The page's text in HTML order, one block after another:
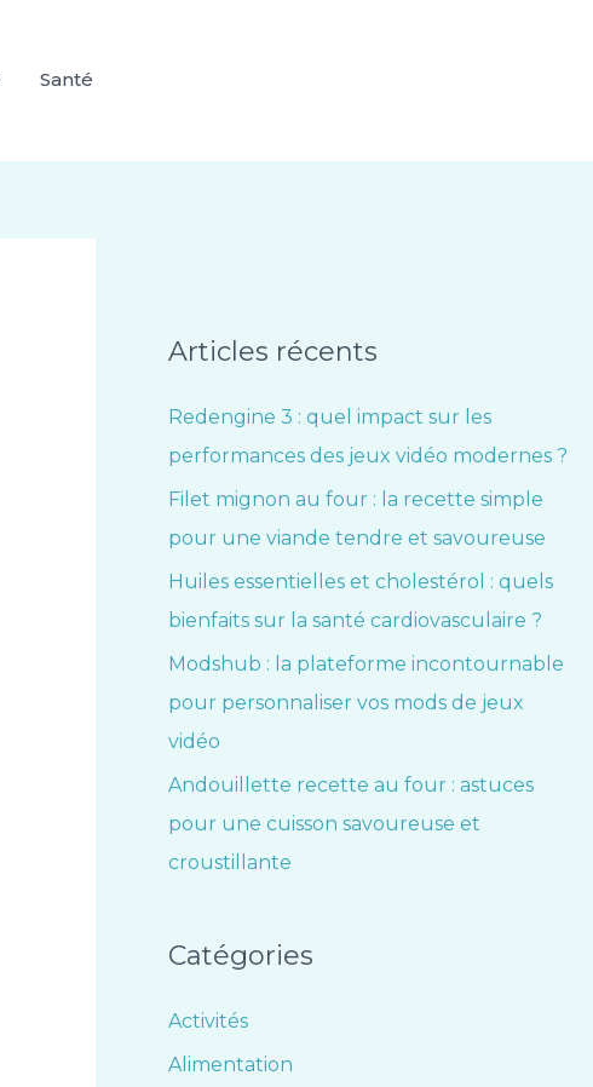
Santé
Articles récents
Redengine 3 : quel impact sur les
performances des jeux vidéo modernes ?
Filet mignon au four : la recette simple
pour une viande tendre et savoureuse
Huiles essentielles et cholestérol : quels
bienfaits sur la santé cardiovasculaire ?
Modshub : la plateforme incontournable
pour personnaliser vos mods de jeux
vidéo
Andouillette recette au four : astuces
pour une cuisson savoureuse et
croustillante
Catégories
Activités
Alimentation